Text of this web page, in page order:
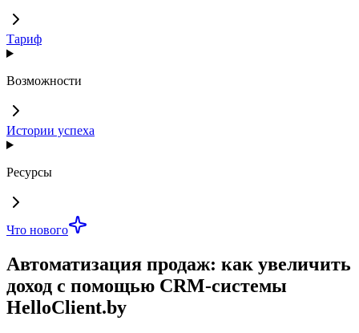
Тариф
Возможности
Истории успеха
Ресурсы
Что нового
Автоматизация продаж: как увеличить
доход с помощью CRM-системы
HelloClient.by